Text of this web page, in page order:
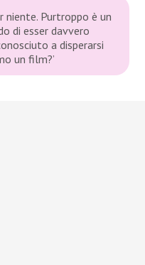
niente. Purtroppo è un
di esser davvero
a disperarsi
un film?’